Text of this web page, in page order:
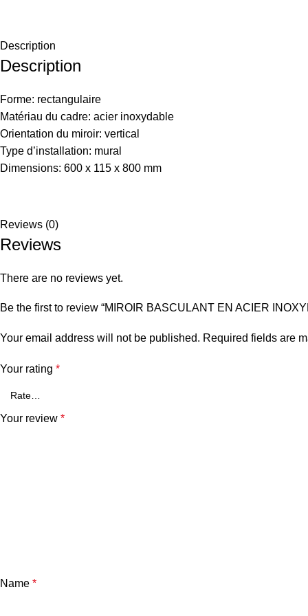
Description
Description
Forme: rectangulaire
Matériau du cadre: acier inoxydable
Orientation du miroir: vertical
Type d’installation: mural
Dimensions: 600 x 115 x 800 mm
Reviews (0)
Reviews
There are no reviews yet.
Be the first to review “MIROIR BASCULANT EN ACIER
Your email address will not be published. Required fields are
Your rating *
Your review *
Name *